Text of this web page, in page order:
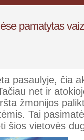
pamatytas
pasaulyje, čia
net ir
žmonijos
Tai pasimatė
šios vietovės